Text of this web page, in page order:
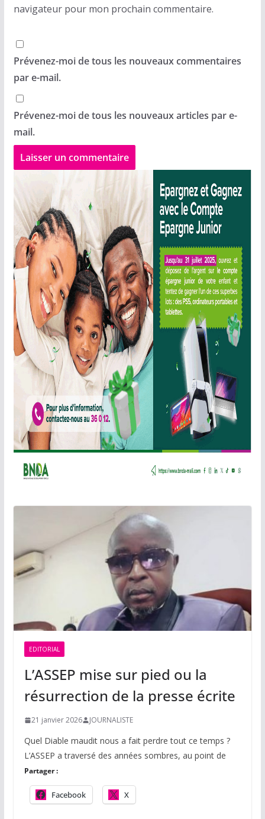
navigateur pour mon prochain commentaire.
Prévenez-moi de tous les nouveaux commentaires
par e-mail.
Prévenez-moi de tous les nouveaux articles par e-
mail.
EDITORIAL
L’ASSEP mise sur pied ou la
résurrection de la presse écrite
21 janvier 2026 JOURNALISTE
Quel Diable maudit nous a fait perdre tout ce temps ?
L’ASSEP a traversé des années sombres, au point de
Partager :
Facebook X